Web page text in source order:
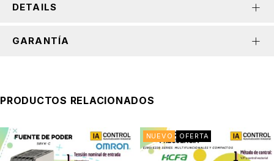
DETAILS
GARANTÍA
PRODUCTOS RELACIONADOS
NUEVO OFERTA